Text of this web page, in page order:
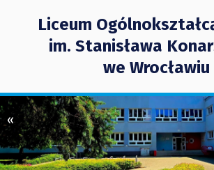
Liceum
im. Stanisława
we Wrocławiu
«